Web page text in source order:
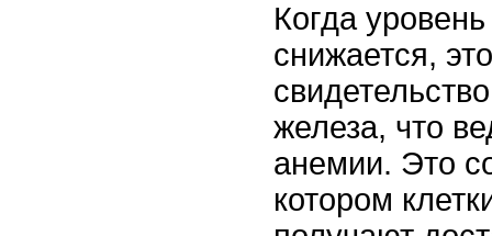
Когда
снижается,
железа, что
анемии. Это
котором